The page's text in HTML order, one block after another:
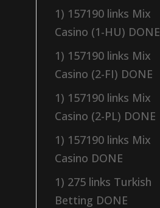
1) 157190 links Mix
Casino (1-HU) DONE
1) 157190 links Mix
Casino (2-FI) DONE
1) 157190 links Mix
Casino (2-PL) DONE
1) 157190 links Mix
Casino DONE
1) 275 links Turkish
Betting DONE